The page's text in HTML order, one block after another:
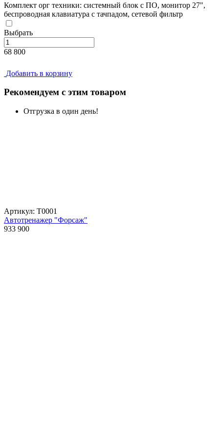
Комплект орг техники: системный блок с ПО, монитор 27",
беспроводная клавиатура с тачпадом, сетевой фильтр
Выбрать
68 800
Добавить в корзину
Рекомендуем с этим товаром
Отгрузка в один день!
Артикул: Т0001
Автотренажер "Форсаж"
933 900